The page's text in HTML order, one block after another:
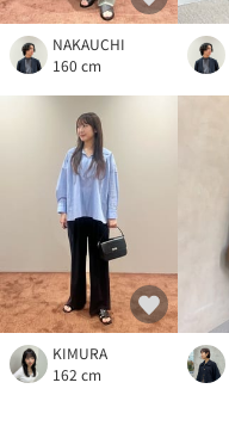
NAKAUCHI
160 cm
KIMURA
162 cm